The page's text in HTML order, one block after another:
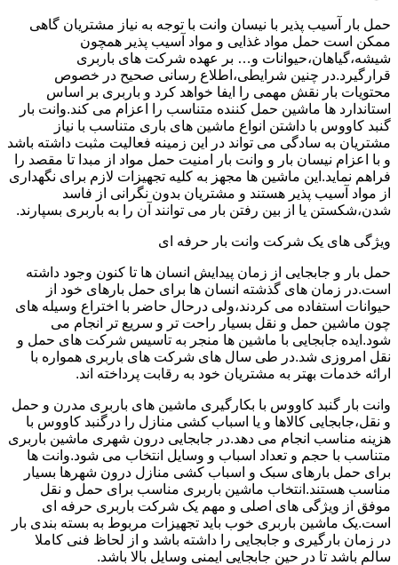
حمل بار آسیب پذیر با نیسان وانت با توجه به نیاز مشتریان گاهی
ممکن است حمل مواد غذایی و مواد آسیب پذیر همچون
شیشه،گیاهان،حیوانات و… بر عهده شرکت های باربری
قرارگیرد.در چنین شرایطی،اطلاع رسانی صحیح در خصوص
محتویات بار نقش مهمی را ایفا خواهد کرد و باربری بر اساس
استاندارد ها ماشین حمل کننده متناسب را اعزام می کند.وانت بار
گنبد کاووس با داشتن انواع ماشین های باری متناسب با نیاز
مشتریان به سادگی می تواند در این زمینه فعالیت مثبت داشته باشد
و با اعزام نیسان بار و وانت بار امنیت حمل مواد از مبدا تا مقصد را
فراهم نماید.این ماشین ها مجهز به کلیه تجهیزات لازم برای نگهداری
از مواد آسیب پذیر هستند و مشتریان بدون نگرانی از فاسد
شدن،شکستن یا از بین رفتن بار می توانند آن را به باربری بسپارند.
ویژگی های یک شرکت وانت بار حرفه ای
حمل بار و جابجایی از زمان پیدایش انسان ها تا کنون وجود داشته
است.در زمان های گذشته انسان ها برای حمل بارهای خود از
حیوانات استفاده می کردند،ولی درحال حاضر با اختراع وسیله های
چون ماشین حمل و نقل بسیار راحت تر و سریع تر انجام می
شود.ایده جابجایی با ماشین ها منجر به تاسیس شرکت های حمل و
نقل امروزی شد.در طی سال های شرکت های باربری همواره با
ارائه خدمات بهتر به مشتریان خود به رقابت پرداخته اند.
وانت بار گنبد کاووس با بکارگیری ماشین های باربری مدرن و حمل
و نقل،جابجایی کالاها و یا اسباب کشی منازل را درگنبد کاووس با
هزینه مناسب انجام می دهد.در جابجایی درون شهری ماشین باربری
متناسب با حجم و تعداد اسباب و وسایل انتخاب می شود.وانت ها
برای حمل بارهای سبک و اسباب کشی منازل درون شهرها بسیار
مناسب هستند.انتخاب ماشین باربری مناسب برای حمل و نقل
موفق از ویژگی های اصلی و مهم یک شرکت باربری حرفه ای
است.یک ماشین باربری خوب باید تجهیزات مربوط به بسته بندی بار
در زمان بارگیری و جابجایی را داشته باشد و از لحاظ فنی کاملا
سالم باشد تا در حین جابجایی ایمنی وسایل بالا باشد.